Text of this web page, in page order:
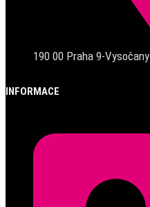
190 00 Praha 9-Vysočany
INFORMACE